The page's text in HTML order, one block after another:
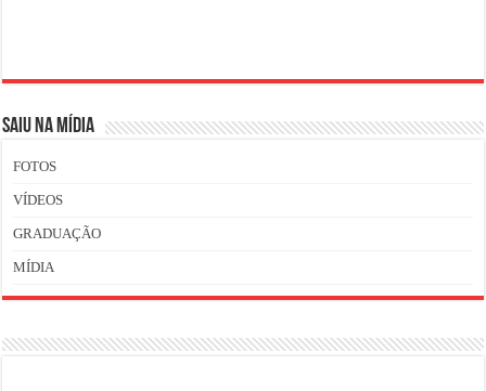
SAIU NA MÍDIA
FOTOS
VÍDEOS
GRADUAÇÃO
MÍDIA